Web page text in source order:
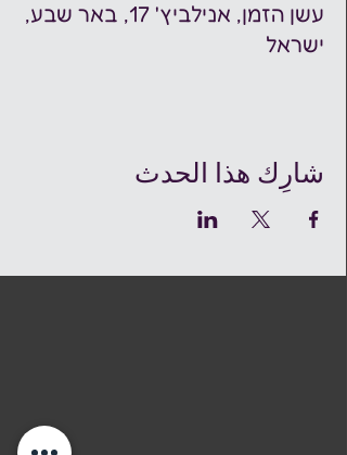
עשן הזמן, אנילביץ' 17, באר שבע,
ישראל
شارِك هذا الحدث